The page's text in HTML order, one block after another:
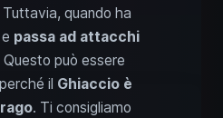
quando ha
passa ad attacchi
Questo può essere
il Ghiaccio è
. Ti consigliamo